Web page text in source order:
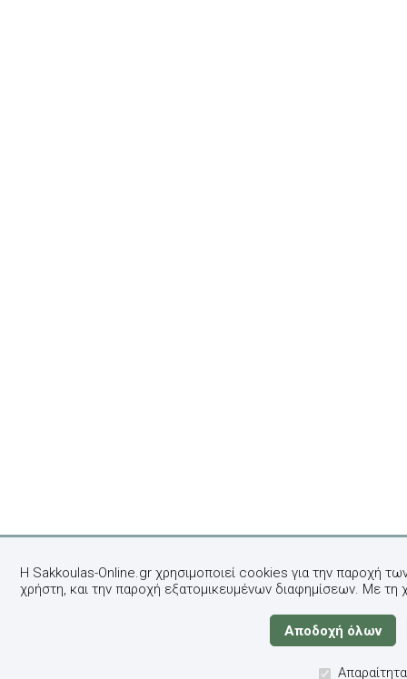
Η Sakkoulas-Online.gr χρησιμοποιεί cookies για την παροχή
χρήστη, και την παροχή εξατομικευμένων διαφημίσεων. Με